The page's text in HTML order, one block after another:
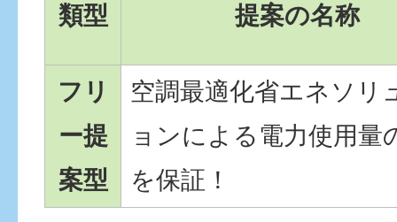
類型 提案の名称
フリ
ー提
案型
空調最適化省エネソリ
ョンによる電力使用量
を保証！